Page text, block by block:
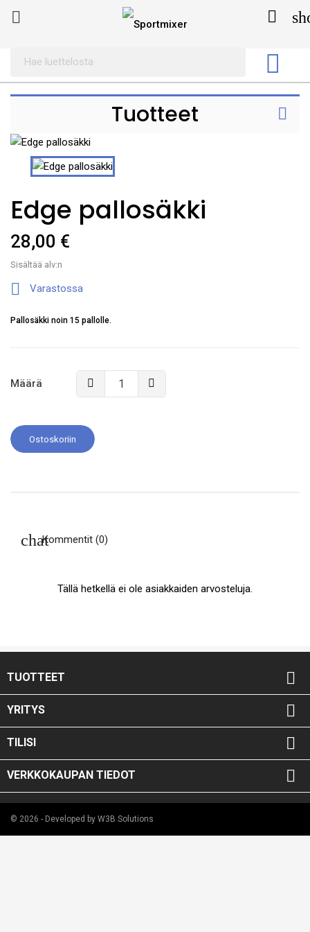
 

Tuotteet 
Edge pallosäkki
28,00 €
Sisältää alv:n
 Varastossa
Pallosäkki noin 15 pallolle.
Määrä
Ostoskoriin
Kommentit (0)
Tällä hetkellä ei ole asiakkaiden arvosteluja.
TUOTTEET 
YRITYS 
TILISI 
VERKKOKAUPAN TIEDOT 
© 2026 - Developed by W3B Solutions